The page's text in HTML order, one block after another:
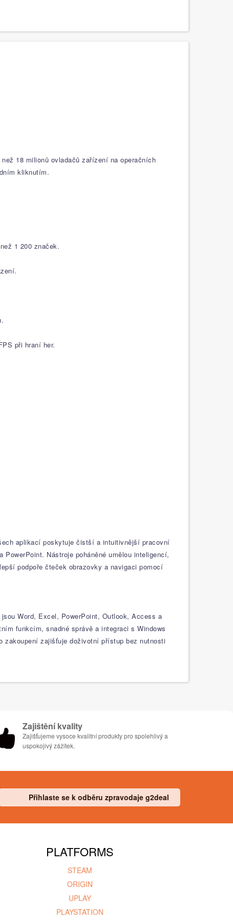
18 milionů ovladačů zařízení na operačních
kliknutím.
1 200 značek.
při hraní her.
aplikací poskytuje čistší a intuitivnější pracovní
Nástroje poháněné umělou inteligencí,
podpoře čteček obrazovky a navigaci pomocí
Word, Excel, PowerPoint, Outlook, Access a
funkcím, snadné správě a integraci s Windows
zakoupení zajišťuje doživotní přístup bez nutnosti
Zajištění kvality
Zajišťujeme vysoce kvalitní produkty pro spolehlivý a
uspokojivý zážitek.
Přihlaste se k odběru zpravodaje g2deal
PLATFORMS
STEAM
ORIGIN
UPLAY
PLAYSTATION